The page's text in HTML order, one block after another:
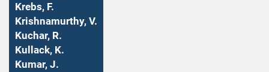
Krebs, F.
Krishnamurthy, V.
Kuchar, R.
Kullack, K.
Kumar, J.